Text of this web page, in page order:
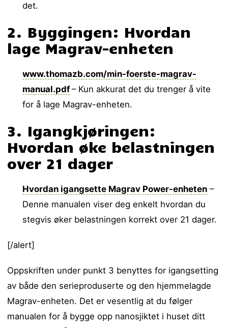
det.
2. Byggingen: Hvordan
lage Magrav-enheten
www.thomazb.com/min-foerste-magrav-
manual.pdf – Kun akkurat det du trenger å vite
for å lage Magrav-enheten.
3. Igangkjøringen:
Hvordan øke belastningen
over 21 dager
Hvordan igangsette Magrav Power-enheten –
Denne manualen viser deg enkelt hvordan du
stegvis øker belastningen korrekt over 21 dager.
[/alert]
Oppskriften under punkt 3 benyttes for igangsetting
av både den serieproduserte og den hjemmelagde
Magrav-enheten. Det er vesentlig at du følger
manualen for å bygge opp nanosjiktet i huset ditt